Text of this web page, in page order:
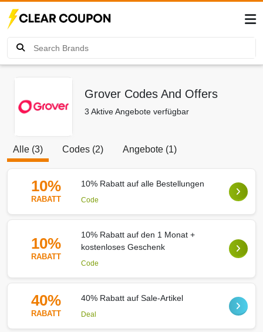
Grover Codes And Offers
3 Aktive Angebote verfügbar
Alle (3) Codes (2) Angebote (1)
10%
RABATT
10% Rabatt auf alle Bestellungen
Code
10%
RABATT
10% Rabatt auf den 1 Monat +
kostenloses Geschenk
Code
40%
RABATT
40% Rabatt auf Sale-Artikel
Deal